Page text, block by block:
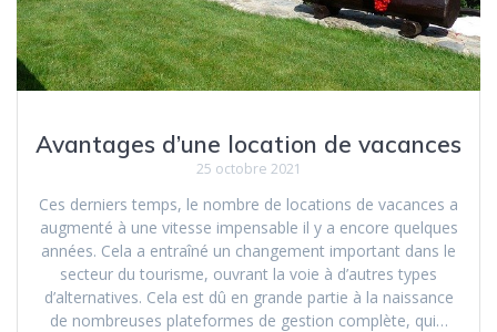
Avantages d’une location de vacances
25 octobre 2021
Ces derniers temps, le nombre de locations de vacances a
augmenté à une vitesse impensable il y a encore quelques
années. Cela a entraîné un changement important dans le
secteur du tourisme, ouvrant la voie à d’autres types
d’alternatives. Cela est dû en grande partie à la naissance
de nombreuses plateformes de gestion complète, qui…